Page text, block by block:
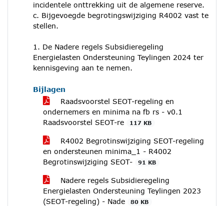
incidentele onttrekking uit de algemene reserve.
c. Bijgevoegde begrotingswijziging R4002 vast te
stellen.
1. De Nadere regels Subsidieregeling
Energielasten Ondersteuning Teylingen 2024 ter
kennisgeving aan te nemen.
Bijlagen
Raadsvoorstel SEOT-regeling en
ondernemers en minima na fb rs - v0.1
Raadsvoorstel SEOT-re
117 KB
R4002 Begrotinswijziging SEOT-regeling
en ondersteunen minima_1 - R4002
Begrotinswijziging SEOT-
91 KB
Nadere regels Subsidieregeling
Energielasten Ondersteuning Teylingen 2023
(SEOT-regeling) - Nade
80 KB